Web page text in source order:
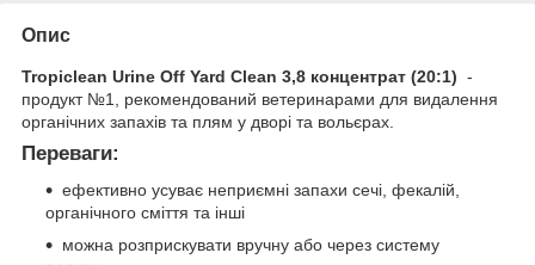
Опис
Tropiclean Urine Off Yard Clean 3,8 концентрат (20:1) -
продукт №1, рекомендований ветеринарами для видалення
органічних запахів та плям у дворі та вольєрах.
Переваги:
ефективно усуває неприємні запахи сечі, фекалій,
органічного сміття та інші
можна розприскувати вручну або через систему